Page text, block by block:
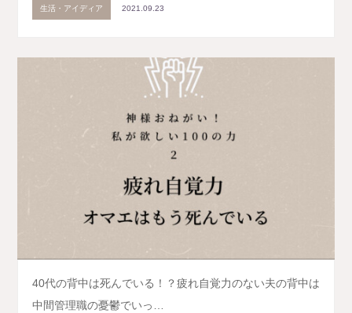
生活・アイディア 2021.09.23
40代の背中は死んでいる！？疲れ自覚力のない夫の背中は
中間管理職の憂鬱でいっ…